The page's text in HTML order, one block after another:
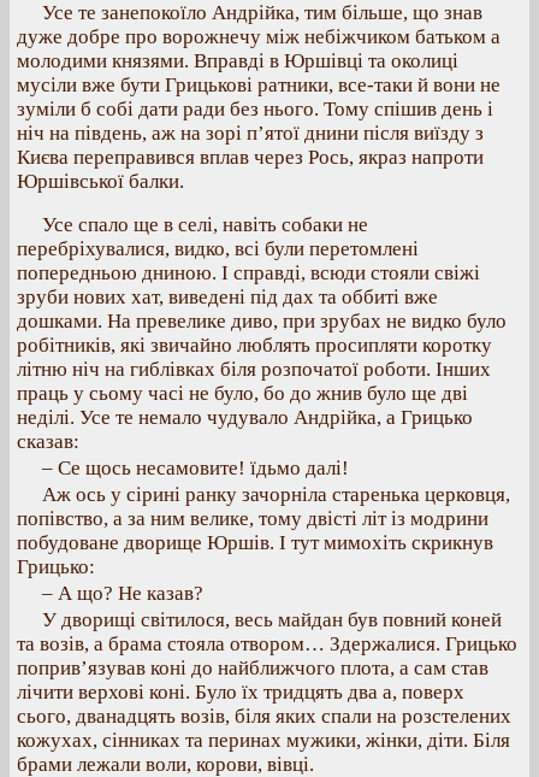
Усе те занепокоїло Андрійка, тим більше, що знав
дуже добре про ворожнечу між небіжчиком батьком а
молодими князями. Вправді в Юршівці та околиці
мусіли вже бути Грицькові ратники, все-таки й вони не
зуміли б собі дати ради без нього. Тому спішив день і
ніч на південь, аж на зорі п’ятої днини після виїзду з
Києва переправився вплав через Рось, якраз напроти
Юршівської балки.
Усе спало ще в селі, навіть собаки не
перебріхувалися, видко, всі були перетомлені
попередньою дниною. І справді, всюди стояли свіжі
зруби нових хат, виведені під дах та оббиті вже
дошками. На превелике диво, при зрубах не видко було
робітників, які звичайно люблять просипляти коротку
літню ніч на гиблівках біля розпочатої роботи. Інших
праць у сьому часі не було, бо до жнив було ще дві
неділі. Усе те немало чудувало Андрійка, а Грицько
сказав:
– Се щось несамовите! їдьмо далі!
Аж ось у сірині ранку зачорніла старенька церковця,
попівство, а за ним велике, тому двісті літ із модрини
побудоване дворище Юршів. І тут мимохіть скрикнув
Грицько:
– А що? Не казав?
У дворищі світилося, весь майдан був повний коней
та возів, а брама стояла отвором… Здержалися. Грицько
поприв’язував коні до найближчого плота, а сам став
лічити верхові коні. Було їх тридцять два а, поверх
сього, дванадцять возів, біля яких спали на розстелених
кожухах, сінниках та перинах мужики, жінки, діти. Біля
брами лежали воли, корови, вівці.